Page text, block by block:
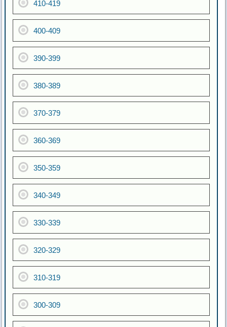
410-419
400-409
390-399
380-389
370-379
360-369
350-359
340-349
330-339
320-329
310-319
300-309